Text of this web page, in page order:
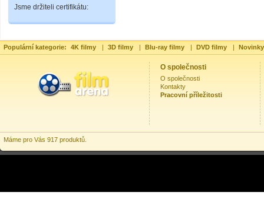
Jsme držiteli certifikátu:
Populární kategorie: 4K filmy | 3D filmy | Blu-ray filmy | DVD filmy |
O společnosti
O společnosti
Kontakty
Pracovní příležitosti
Máme pro Vás 917 produktů.